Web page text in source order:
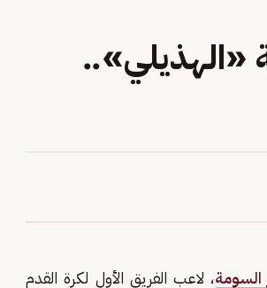
«الهذيلي»..
السومة، لاعب الفريق الأول لكرة القدم